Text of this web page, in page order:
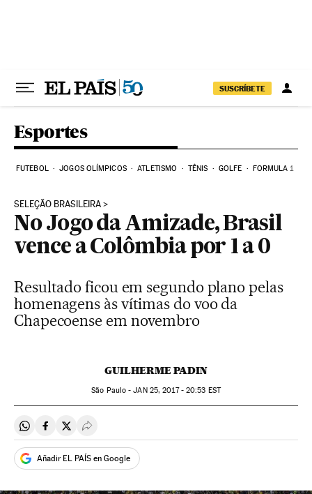
SUSCRÍBETE
Esportes
FUTEBOL JOGOS OLÍMPICOS ATLETISMO TÊNIS GOLFE FORMULA 1
SELEÇÃO BRASILEIRA
No Jogo da Amizade, Brasil
vence a Colômbia por 1 a 0
Resultado ficou em segundo plano pelas
homenagens às vítimas do voo da
Chapecoense em novembro
GUILHERME PADIN
São Paulo -JAN25, 2017 - 20:53 EST
Compartir en Whatsapp
Compartir en Facebook
Compartir en Twitter
Desplegar Redes Sociales
Añadir EL PAÍS en Google